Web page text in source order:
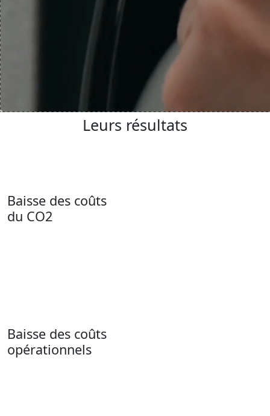
Leurs résultats
Baisse des coûts
du CO2
Baisse des coûts
opérationnels